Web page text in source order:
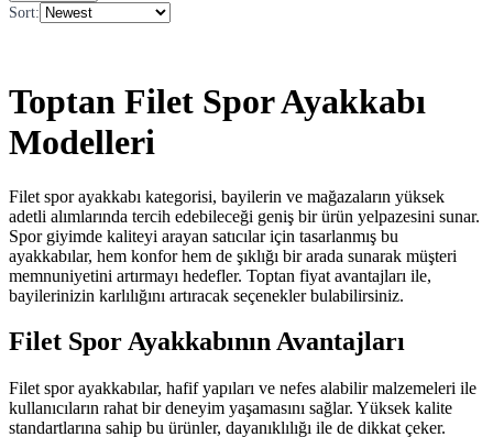
Sort:
Toptan Filet Spor Ayakkabı
Modelleri
Filet spor ayakkabı kategorisi, bayilerin ve mağazaların yüksek
adetli alımlarında tercih edebileceği geniş bir ürün yelpazesini sunar.
Spor giyimde kaliteyi arayan satıcılar için tasarlanmış bu
ayakkabılar, hem konfor hem de şıklığı bir arada sunarak müşteri
memnuniyetini artırmayı hedefler. Toptan fiyat avantajları ile,
bayilerinizin karlılığını artıracak seçenekler bulabilirsiniz.
Filet Spor Ayakkabının Avantajları
Filet spor ayakkabılar, hafif yapıları ve nefes alabilir malzemeleri ile
kullanıcıların rahat bir deneyim yaşamasını sağlar. Yüksek kalite
standartlarına sahip bu ürünler, dayanıklılığı ile de dikkat çeker.